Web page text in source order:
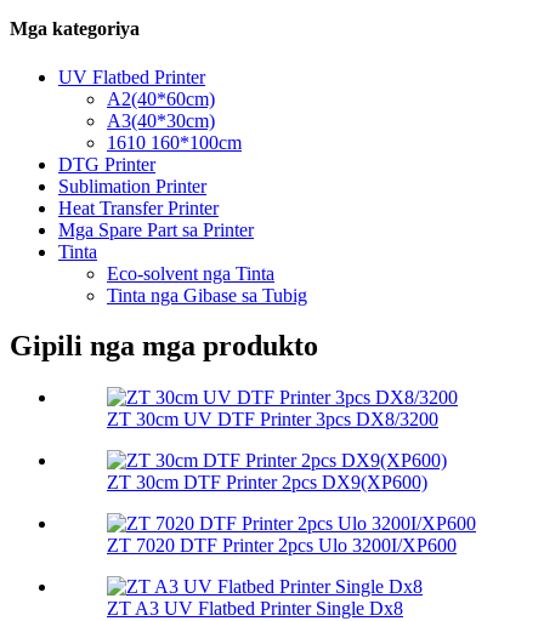
Mga kategoriya
UV Flatbed Printer
A2(40*60cm)
A3(40*30cm)
1610 160*100cm
DTG Printer
Sublimation Printer
Heat Transfer Printer
Mga Spare Part sa Printer
Tinta
Eco-solvent nga Tinta
Tinta nga Gibase sa Tubig
Gipili nga mga produkto
ZT 30cm UV DTF Printer 3pcs DX8/3200
ZT 30cm DTF Printer 2pcs DX9(XP600)
ZT 7020 DTF Printer 2pcs Ulo 3200I/XP600
ZT A3 UV Flatbed Printer Single Dx8